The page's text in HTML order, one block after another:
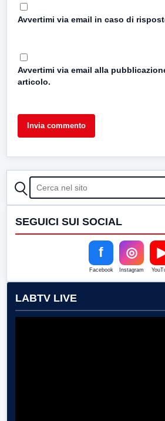
Avvertimi via email in caso di
Avvertimi via email alla
articolo.
CERCA
SEGUICI SUI SOCIAL
f
Facebook
◎
Instagram
LABTV LIVE